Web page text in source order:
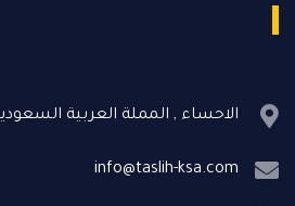
الاحساء , المملة العربية السعودية
info@taslih-ksa.com